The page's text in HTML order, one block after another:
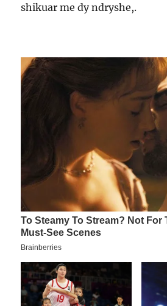
shikuar me dy ndryshe,.